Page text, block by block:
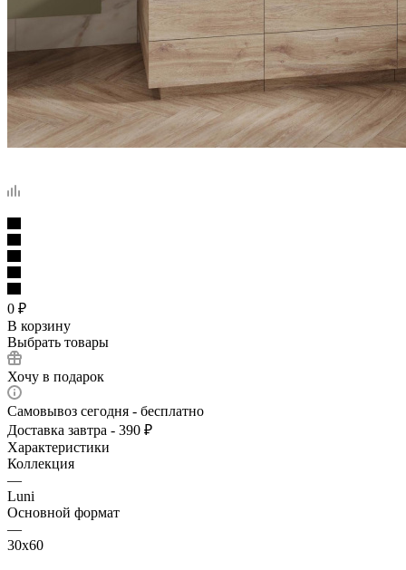
0 ₽
В корзину
Выбрать товары
Хочу в подарок
Самовывоз сегодня - бесплатно
Доставка завтра - 390 ₽
Характеристики
Коллекция
—
Luni
Основной формат
—
30х60